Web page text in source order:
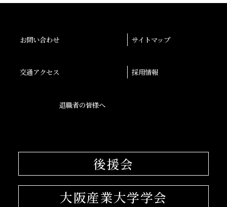
お問い合わせ サイトマップ
交通アクセス 採用情報
退職者の皆様へ
後援会
大阪産業大学学会